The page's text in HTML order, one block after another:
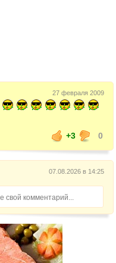
27 февраля 2009
+3 0
07.08.2026 в 14:25
свой комментарий...